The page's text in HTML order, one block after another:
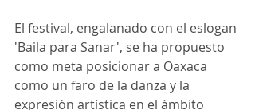
El festival, engalanado con el eslogan
'Baila para Sanar', se ha propuesto
como meta posicionar a Oaxaca
como un faro de la danza y la
expresión artística en el ámbito